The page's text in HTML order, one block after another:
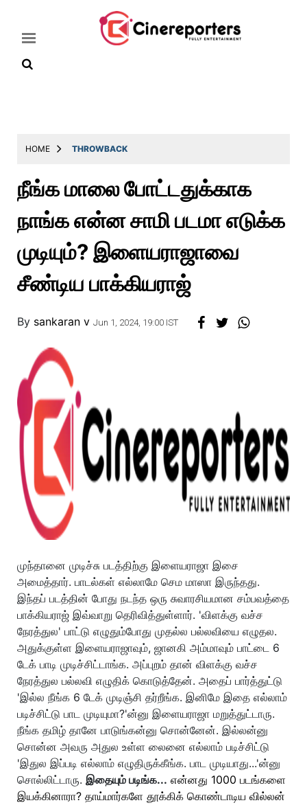
Latest
Throwback
Television
Photos
Story
HOME THROWBACK
நீங்க மாலை போட்டதுக்காக
நாங்க என்ன சாமி படமா எடுக்க
முடியும்? இளையராஜாவை
சீண்டிய பாக்கியராஜ்
By sankaran v Jun 1, 2024, 19:00 IST
முந்தானை முடிச்சு படத்திற்கு இளையராஜா இசை
அமைத்தார். பாடல்கள் எல்லாமே செம மாஸா இருந்தது.
இந்தப் படத்தின் போது நடந்த ஒரு சுவாரசியமான சம்பவத்தை
பாக்கியராஜ் இவ்வாறு தெரிவித்துள்ளார். 'விளக்கு வச்ச
நேரத்துல' பாட்டு எழுதும்போது முதல்ல பல்லவியை எழுதல.
அதுக்குள்ள இளையராஜாவும், ஜானகி அம்மாவும் பாட்டை 6
டேக் பாடி முடிச்சிட்டாங்க. அப்புறம் தான் விளக்கு வச்ச
நேரத்துல பல்லவி எழுதிக் கொடுத்தேன். அதைப் பார்த்துட்டு
'இல்ல நீங்க 6 டேக் முடிஞ்சி தர்றீங்க. இனிமே இதை எல்லாம்
படிச்சிட்டு பாட முடியுமா?'ன்னு இளையராஜா மறுத்துட்டாரு.
நீங்க தமிழ் தானே பாடுங்கன்னு சொன்னேன். இல்லன்னு
சொன்ன அவரு அதுல உள்ள லைனை எல்லாம் படிச்சிட்டு
'இதுல இப்படி எல்லாம் எழுதிருக்கீங்க. பாட முடியாது...'ன்னு
சொல்லிட்டாரு. இதையும் படிங்க... என்னது 1000 படங்களை
இயக்கினாரா? தாய்மார்களே தூக்கிக் கொண்டாடிய வில்லன்